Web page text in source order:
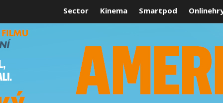
Sector Kinema Smartpod